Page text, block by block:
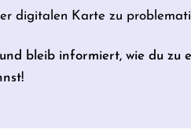
digitalen Karte zu
bleib informiert, wie du zu